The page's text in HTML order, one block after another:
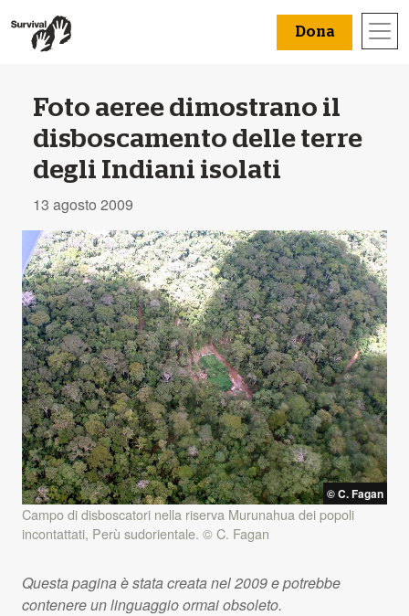
Dona
Foto aeree dimostrano il
disboscamento delle terre
degli Indiani isolati
13 agosto 2009
© C. Fagan
Campo di disboscatori nella riserva Murunahua dei popoli
incontattati, Perù sudorientale. © C. Fagan
Questa pagina è stata creata nel 2009 e potrebbe
contenere un linguaggio ormai obsoleto.